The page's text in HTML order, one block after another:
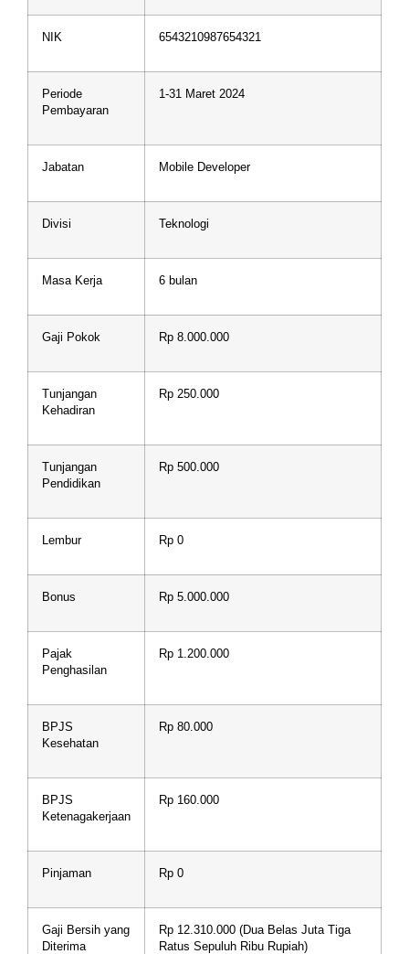
NIK 6543210987654321
Periode
Pembayaran
1-31 Maret 2024
Jabatan Mobile Developer
Divisi Teknologi
Masa Kerja 6 bulan
Gaji Pokok Rp 8.000.000
Tunjangan
Kehadiran
Rp 250.000
Tunjangan
Pendidikan
Rp 500.000
Lembur Rp 0
Bonus Rp 5.000.000
Pajak
Penghasilan
Rp 1.200.000
BPJS
Kesehatan
Rp 80.000
BPJS
Ketenagakerjaan
Rp 160.000
Pinjaman Rp 0
Gaji Bersih yang
Diterima
Rp 12.310.000 (Dua Belas Juta Tiga
Ratus Sepuluh Ribu Rupiah)